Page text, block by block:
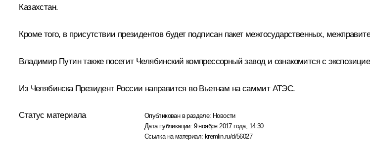
Казахстан.
Кроме того, в присутствии президентов будет подписан пакет межгосударственных,
Владимир Путин также посетит Челябинский компрессорный завод и ознакомится с
Из Челябинска Президент России направится во Вьетнам на саммит АТЭС.
Статус материала Опубликован в разделе: Новости
Дата публикации: 9 ноября 2017 года, 14:30
Ссылка на материал: kremlin.ru/d/56027